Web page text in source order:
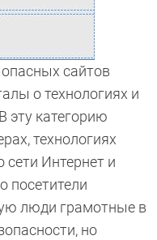
сайтов
о технологиях и
эту категорию
технологиях
сети Интернет и
посетители
люди грамотные в
но